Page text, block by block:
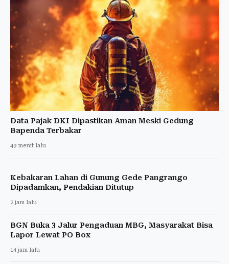
Data Pajak DKI Dipastikan Aman Meski Gedung
Bapenda Terbakar
49 menit lalu
Kebakaran Lahan di Gunung Gede Pangrango
Dipadamkan, Pendakian Ditutup
2 jam lalu
BGN Buka 3 Jalur Pengaduan MBG, Masyarakat Bisa
Lapor Lewat PO Box
14 jam lalu